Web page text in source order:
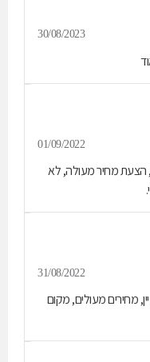
30/08/2023
01/09/2022
הצעת מחיר מעולה, לא
31/08/2022
מחירים מעולים, מקום